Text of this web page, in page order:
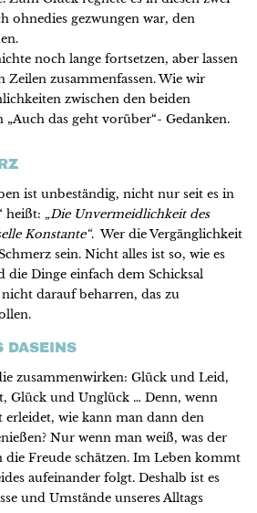
ohnedies gezwungen war, den
noch lange fortsetzen, aber lassen
Zeilen zusammenfassen. Wie wir
zwischen den beiden
„Auch das geht vorüber“- Gedanken.
ist unbeständig, nicht nur seit es in
heißt: „Die Unvermeidlichkeit des
Konstante“. Wer die Vergänglichkeit
sein. Nicht alles ist so, wie es
die Dinge einfach dem Schicksal
darauf beharren, das zu
DASEINS
zusammenwirken: Glück und Leid,
Glück und Unglück … Denn, wenn
wie kann man dann den
Nur wenn man weiß, was der
Freude schätzen. Im Leben kommt
aufeinander folgt. Deshalb ist es
und Umstände unseres Alltags